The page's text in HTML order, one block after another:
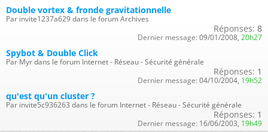
Double vortex & fronde gravitationnelle
Par invite1237a629 dans le forum Archives
Réponses: 8
Dernier message: 09/01/2008, 20h27
Spybot & Double Click
Par Myr dans le forum Internet - Réseau - Sécurité générale
Réponses: 1
Dernier message: 04/10/2004, 19h52
qu'est qu'un cluster ?
Par invite5c936263 dans le forum Internet - Réseau - Sécurité générale
Réponses: 1
Dernier message: 16/06/2003, 19h49